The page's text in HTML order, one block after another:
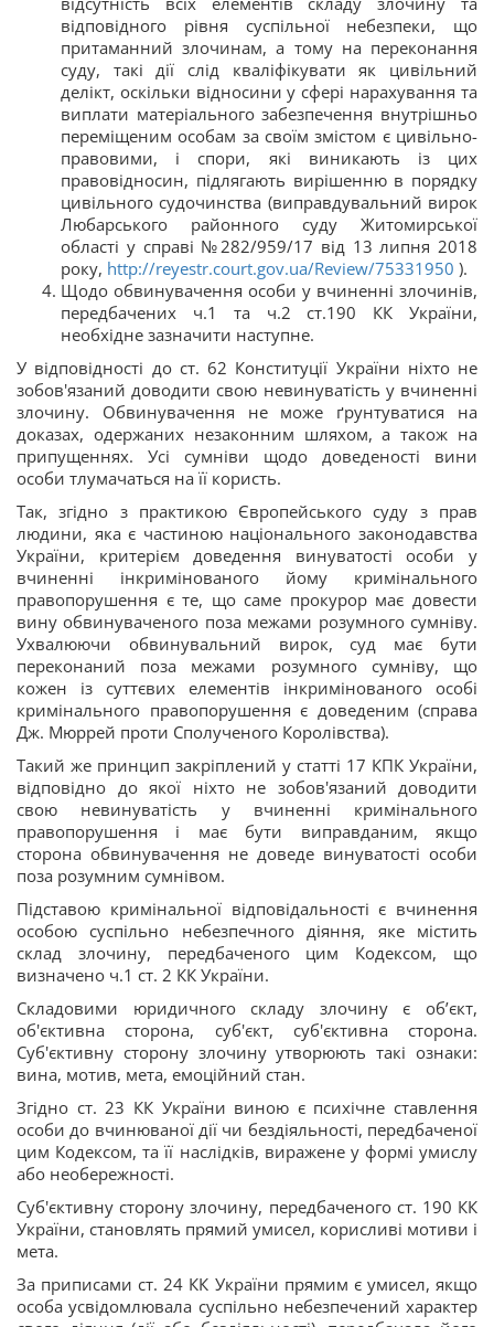
відповідного рівня суспільної небезпеки, що
притаманний злочинам, а тому на переконання
суду, такі дії слід кваліфікувати як цивільний
делікт, оскільки відносини у сфері нарахування та
виплати матеріального забезпечення внутрішньо
переміщеним особам за своїм змістом є цивільно-
правовими, і спори, які виникають із цих
правовідносин, підлягають вирішенню в порядку
цивільного судочинства (виправдувальний вирок
Любарського районного суду Житомирської
області у справі №282/959/17 від 13 липня 2018
року, http://reyestr.court.gov.ua/Review/75331950 ).
Щодо обвинувачення особи у вчиненні злочинів,
передбачених ч.1 та ч.2 ст.190 КК України,
необхідне зазначити наступне.
У відповідності до ст. 62 Конституції України ніхто не
зобов'язаний доводити свою невинуватість у вчиненні
злочину. Обвинувачення не може ґрунтуватися на
доказах, одержаних незаконним шляхом, а також на
припущеннях. Усі сумніви щодо доведеності вини
особи тлумачаться на її користь.
Так, згідно з практикою Європейського суду з прав
людини, яка є частиною національного законодавства
України, критерієм доведення винуватості особи у
вчиненні інкримінованого йому кримінального
правопорушення є те, що саме прокурор має довести
вину обвинуваченого поза межами розумного сумніву.
Ухвалюючи обвинувальний вирок, суд має бути
переконаний поза межами розумного сумніву, що
кожен із суттєвих елементів інкримінованого особі
кримінального правопорушення є доведеним (справа
Дж. Мюррей проти Сполученого Королівства).
Такий же принцип закріплений у статті 17 КПК України,
відповідно до якої ніхто не зобов'язаний доводити
свою невинуватість у вчиненні кримінального
правопорушення і має бути виправданим, якщо
сторона обвинувачення не доведе винуватості особи
поза розумним сумнівом.
Підставою кримінальної відповідальності є вчинення
особою суспільно небезпечного діяння, яке містить
склад злочину, передбаченого цим Кодексом, що
визначено ч.1 ст. 2 КК України.
Складовими юридичного складу злочину є об’єкт,
об'єктивна сторона, суб'єкт, суб'єктивна сторона.
Суб'єктивну сторону злочину утворюють такі ознаки:
вина, мотив, мета, емоційний стан.
Згідно ст. 23 КК України виною є психічне ставлення
особи до вчинюваної дії чи бездіяльності, передбаченої
цим Кодексом, та її наслідків, виражене у формі умислу
або необережності.
Суб'єктивну сторону злочину, передбаченого ст. 190 КК
України, становлять прямий умисел, корисливі мотиви і
мета.
За приписами ст. 24 КК України прямим є умисел, якщо
особа усвідомлювала суспільно небезпечений характер